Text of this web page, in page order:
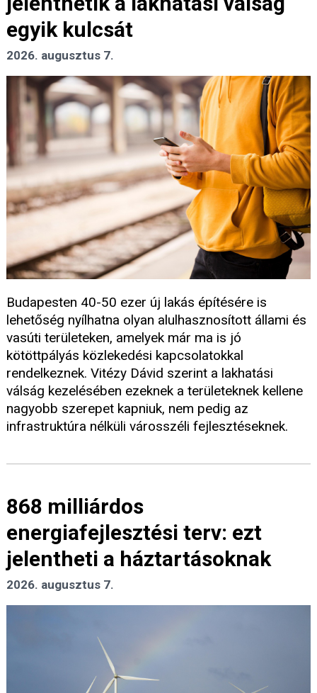
egyik kulcsát
2026. augusztus 7.
Budapesten 40-50 ezer új lakás építésére is
lehetőség nyílhatna olyan alulhasznosított állami és
vasúti területeken, amelyek már ma is jó
kötöttpályás közlekedési kapcsolatokkal
rendelkeznek. Vitézy Dávid szerint a lakhatási
válság kezelésében ezeknek a területeknek kellene
nagyobb szerepet kapniuk, nem pedig az
infrastruktúra nélküli városszéli fejlesztéseknek.
868 milliárdos
energiafejlesztési terv: ezt
jelentheti a háztartásoknak
2026. augusztus 7.